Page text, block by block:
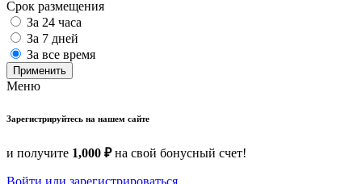
Срок размещения
За 24 часа
За 7 дней
За все время
Применить
Меню
Зарегистрируйтесь на нашем сайте
и получите 1,000 ₽на свой бонусный счет!
Войти или зарегистрироваться